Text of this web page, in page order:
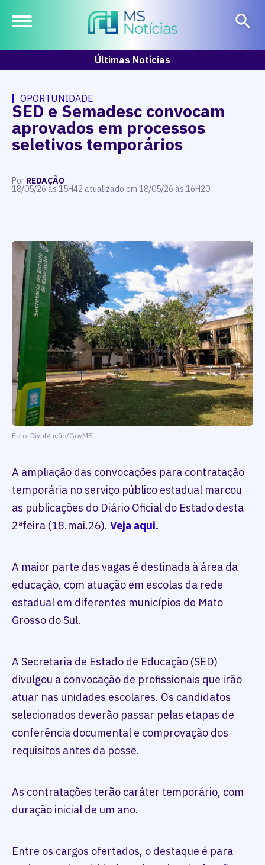
Últimas Notícias
OPORTUNIDADE
SED e Semadesc convocam
aprovados em processos
seletivos temporários
Por REDAÇÃO
18/05/26 às 15H42 atualizado em 18/05/26 às 16H20
Foto: Divulgação/GovMS
A ampliação das convocações para contratação
temporária no serviço público estadual marcou
as publicações do Diário Oficial do Estado desta
2ªfeira (18.mai.26). Veja aqui.
A maior parte das vagas é destinada à área da
educação, com atuação em escolas da rede
estadual em diferentes municípios de Mato
Grosso do Sul.
A Secretaria de Estado de Educação (SED)
divulgou a convocação de profissionais que irão
atuar nas unidades escolares. Os candidatos
selecionados deverão passar pelas etapas de
conferência documental e comprovação dos
requisitos antes da posse.
As contratações terão caráter temporário, com
duração inicial de um ano.
Entre os cargos ofertados, o destaque é para